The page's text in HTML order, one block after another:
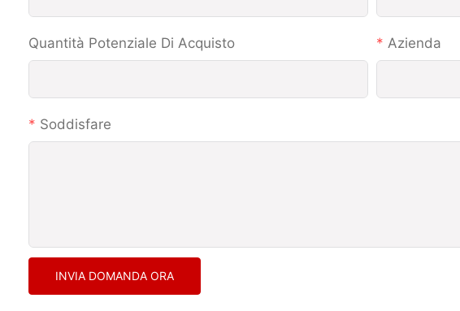
Quantità Potenziale Di Acquisto Azienda
Soddisfare
INVIA DOMANDA ORA